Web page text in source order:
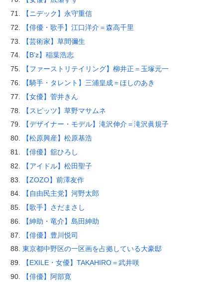
【ニデック】永守重信
【俳優・歌手】江口洋介＝森高千里
【芸術家】草間彌生
【B’z】稲葉浩志
【ファーストリテイリング】柳井正＝玉塚元一
【騎手・タレント】三浦皇成＝ほしのあき
【女優】菅井きん
【スピッツ】草野マサムネ
【デザイナー・モデル】滝沢伸介＝滝沢眞規子
【松原興産】松原基浩
【俳優】舘ひろし
【アイドル】松田聖子
【ZOZO】前澤友作
【自由民主党】河野太郎
【歌手】さだまさし
【紳助・竜介】島田紳助
【俳優】豊川悦司
東京都中野区の一区画を占拠している大豪邸
【EXILE・女優】TAKAHIRO＝武井咲
【俳優】阿部寛